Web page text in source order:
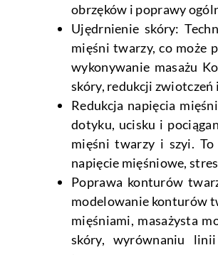
obrzęków i poprawy
Ujędrnienie skóry:
mięśni twarzy, co może
wykonywanie masażu
skóry, redukcji zwiotczeń
Redukcja napięcia
dotyku, ucisku i
mięśni twarzy i szyi. To
napięcie mięśniowe,
Poprawa konturów
modelowanie konturów
mięśniami, masażysta
skóry, wyrównaniu